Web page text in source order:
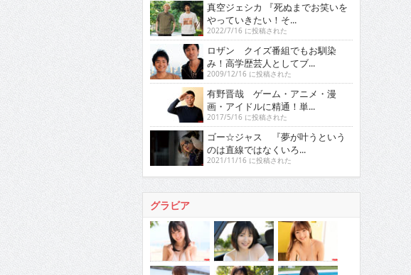
真空ジェシカ 『死ぬまでお笑いを
やっていきたい！そ...
2022/7/16 に投稿された
ロザン クイズ番組でもお馴染
み！高学歴芸人としてブ...
2009/12/16 に投稿された
有野晋哉 ゲーム・アニメ・漫
画・アイドルに精通！単...
2017/5/16 に投稿された
ゴー☆ジャス 『夢が叶うという
のは直線ではなくいろ...
2021/11/16 に投稿された
グラビア